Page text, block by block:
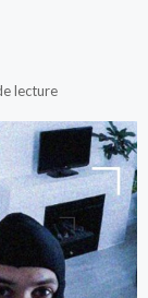
lecture